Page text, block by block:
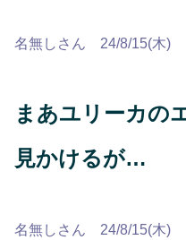
名無しさん 24/8/15(木)
まあユリーカの
見かけるが…
名無しさん 24/8/15(木)